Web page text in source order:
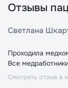
Отзывы
Светлана
Проходила
Все
Смотреть отзыв в